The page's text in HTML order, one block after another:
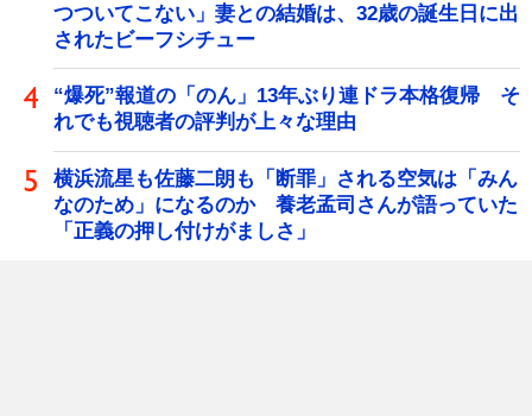
つついてこない」妻との結婚は、32歳の誕生日に出
されたビーフシチュー
“爆死”報道の「のん」13年ぶり連ドラ本格復帰 そ
れでも視聴者の評判が上々な理由
横浜流星も佐藤二朗も「断罪」される空気は「みん
なのため」になるのか 養老孟司さんが語っていた
「正義の押し付けがましさ」